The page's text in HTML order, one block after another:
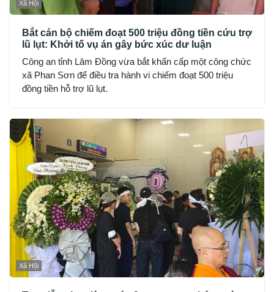
Xã Hội
Bắt cán bộ chiếm đoạt 500 triệu đồng tiền cứu trợ
lũ lụt: Khởi tố vụ án gây bức xúc dư luận
Công an tỉnh Lâm Đồng vừa bắt khẩn cấp một công chức
xã Phan Sơn để điều tra hành vi chiếm đoạt 500 triệu
đồng tiền hỗ trợ lũ lụt.
Xã Hội